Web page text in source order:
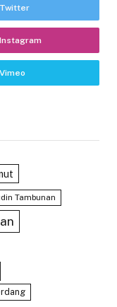
Twitter
Instagram
Vimeo
Tambunan